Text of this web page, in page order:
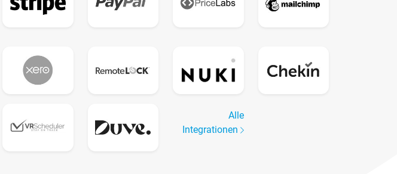
Alle
Integrationen